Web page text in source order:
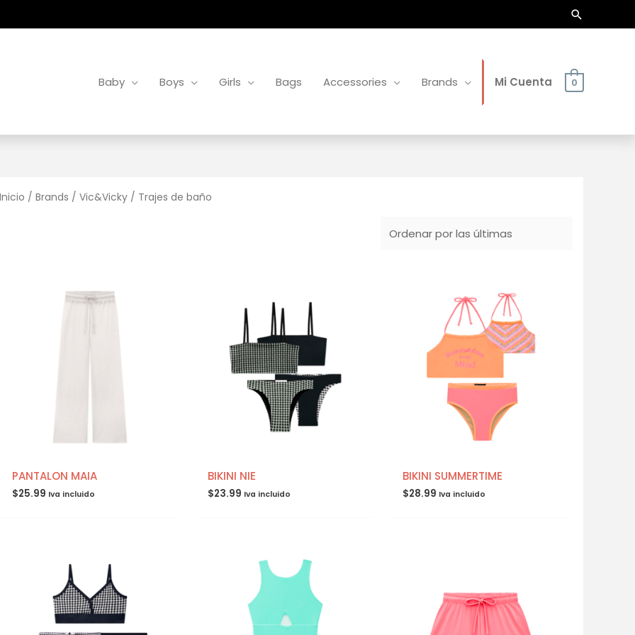
Buscar
Baby Boys Girls Bags Accessories Brands Mi Cuenta 0
Inicio / Brands / Vic&Vicky / Trajes de baño
PANTALON MAIA
$25.99 Iva incluido
BIKINI NIE
$23.99 Iva incluido
BIKINI SUMMERTIME
$28.99 Iva incluido